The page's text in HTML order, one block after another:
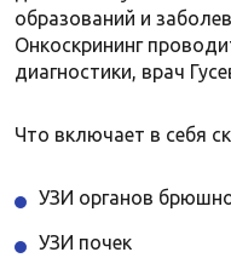
образований и
Онкоскрининг
диагностики, врач
Что включает в себя
УЗИ органов
УЗИ почек